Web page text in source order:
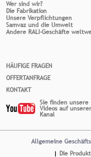
Wer sind wir?
Die Fabrikation
Unsere Verpflichtungen
Samvaz und die Umwelt
Andere RALI-Geschäfte
HÄUFIGE FRAGEN
OFFERTANFRAGE
KONTAKT
Sie finden unsere
Videos auf
Kanal
Allgemeine
Die